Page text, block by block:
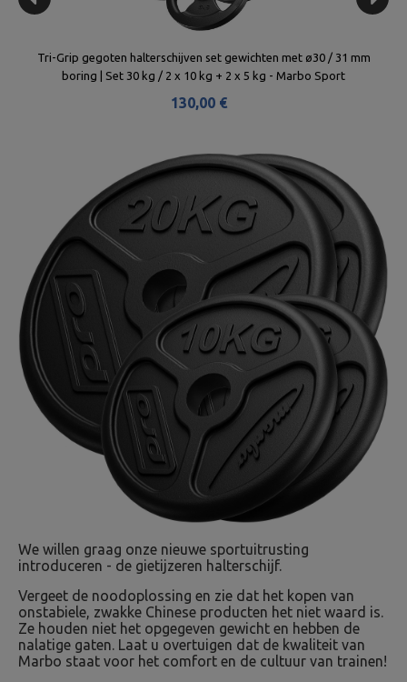
Tri-Grip gegoten halterschijven set gewichten met ø30 / 31 mm
boring | Set 30 kg / 2 x 10 kg + 2 x 5 kg - Marbo Sport
130,00 €
We willen graag onze nieuwe sportuitrusting
introduceren - de gietijzeren halterschijf.
Vergeet de noodoplossing en zie dat het kopen van
onstabiele, zwakke Chinese producten het niet waard is.
Ze houden niet het opgegeven gewicht en hebben de
nalatige gaten. Laat u overtuigen dat de kwaliteit van
Marbo staat voor het comfort en de cultuur van trainen!